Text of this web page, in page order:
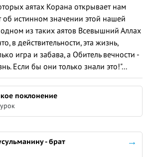
аятах Корана открывает нам
об истинном значении этой нашей
из таких аятов Всевышний Аллах
в действительности, эта жизнь,
игра и забава, а Обитель вечности -
Если бы они только знали это!"...
поклонение
- брат